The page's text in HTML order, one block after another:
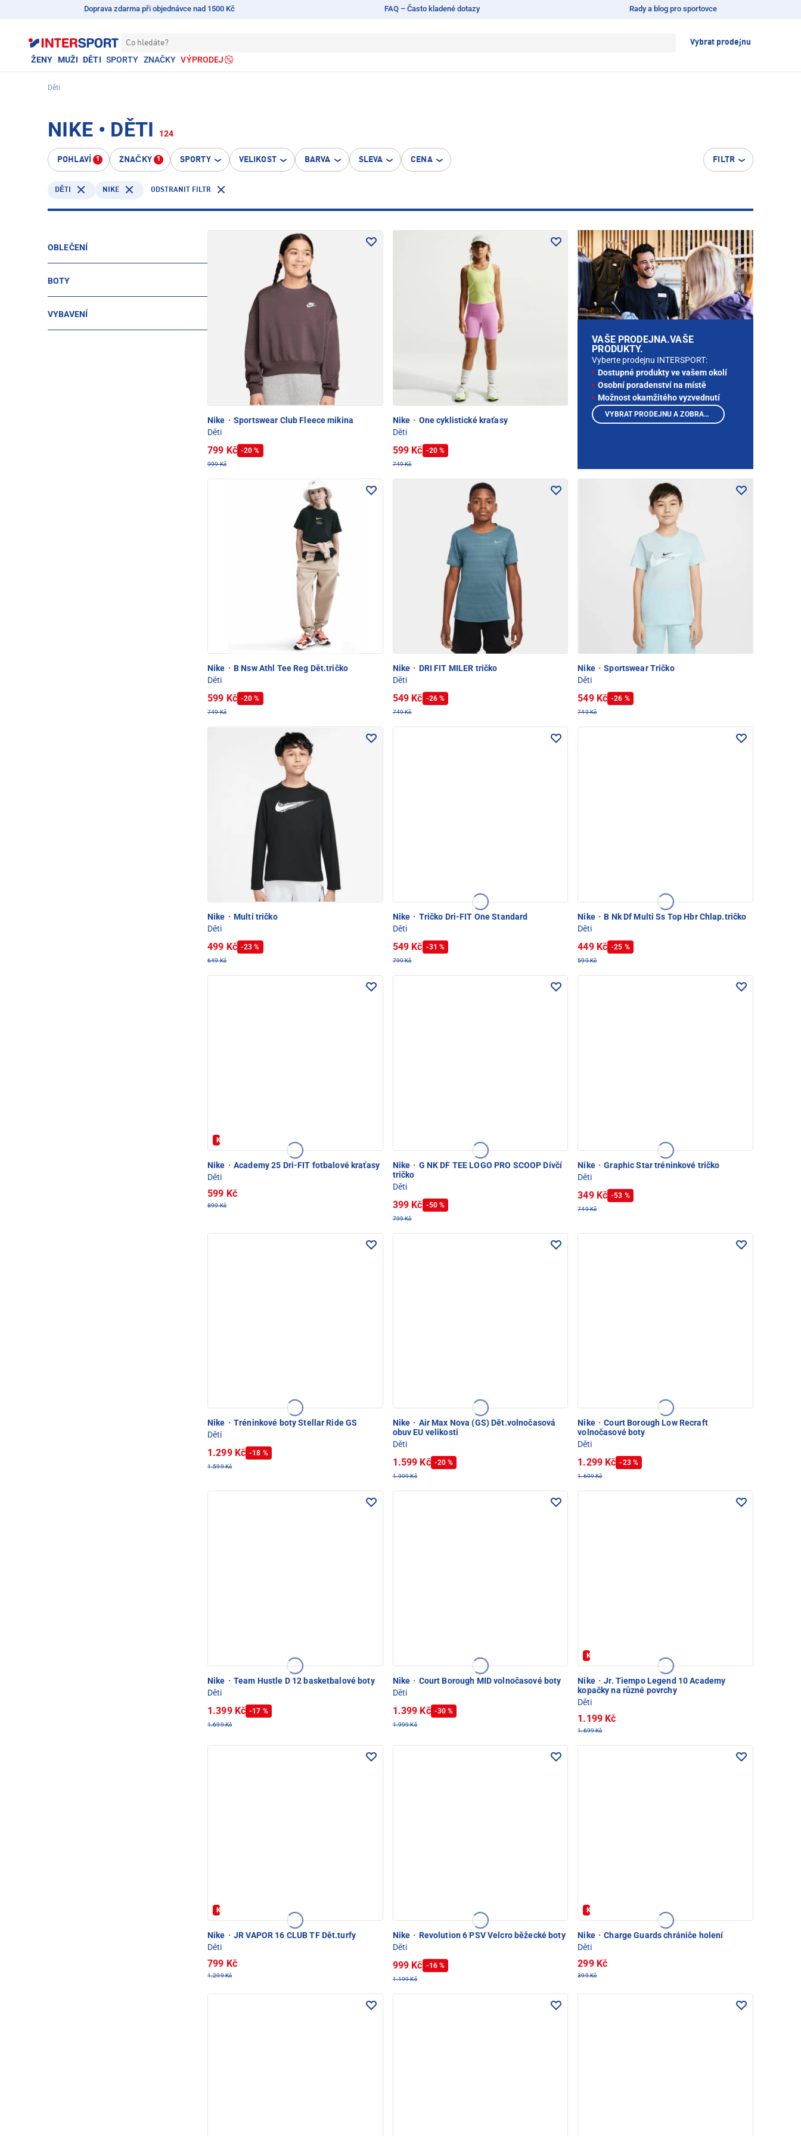
Doprava zdarma při objednávce nad 1500 Kč FAQ – Často kladené dotazy Rady a blog pro sportovce
Co hledáte? Vybrat prodejnu
ŽENY MUŽI DĚTI SPORTY ZNAČKY VÝPRODEJ
Děti
NIKE • DĚTI 124
POHLAVÍ 1 ZNAČKY 1 SPORTY VELIKOST BARVA SLEVA CENA FILTR
DĚTI NIKE ODSTRANIT FILTR
OBLEČENÍ
BOTY
VYBAVENÍ
Nike · Sportswear Club Fleece mikina
Děti
799 Kč -20 %
999 Kč
Nike · One cyklistické kraťasy
Děti
599 Kč -20 %
749 Kč
Nike · B Nsw Athl Tee Reg Dět.tričko
Děti
599 Kč -20 %
749 Kč
Nike · DRI FIT MILER tričko
Děti
549 Kč -26 %
749 Kč
Nike · Sportswear Tričko
Děti
549 Kč -26 %
749 Kč
Nike · Multi tričko
Děti
499 Kč -23 %
649 Kč
Nike · Tričko Dri-FIT One Standard
Děti
549 Kč -31 %
799 Kč
Nike · B Nk Df Multi Ss Top Hbr Chlap.tričko
Děti
449 Kč -25 %
599 Kč
Kód: FOTBAL20
Nike · Academy 25 Dri-FIT fotbalové kraťasy
Děti
599 Kč
899 Kč
Nike · G NK DF TEE LOGO PRO SCOOP Dívčí
tričko
Děti
399 Kč -50 %
799 Kč
Nike · Graphic Star tréninkové tričko
Děti
349 Kč -53 %
749 Kč
Nike · Tréninkové boty Stellar Ride GS
Děti
1.299 Kč -18 %
1.599 Kč
Nike · Air Max Nova (GS) Dět.volnočasová
obuv EU velikosti
Děti
1.599 Kč -20 %
1.999 Kč
Nike · Court Borough Low Recraft
volnočasové boty
Děti
1.299 Kč -23 %
1.699 Kč
Nike · Team Hustle D 12 basketbalové boty
Děti
1.399 Kč -17 %
1.699 Kč
Nike · Court Borough MID volnočasové boty
Děti
1.399 Kč -30 %
1.999 Kč
Kód: FOTBAL20
Nike · Jr. Tiempo Legend 10 Academy
kopačky na různé povrchy
Děti
1.199 Kč
1.699 Kč
Kód: FOTBAL20
Nike · JR VAPOR 16 CLUB TF Dět.turfy
Děti
799 Kč
1.299 Kč
Nike · Revolution 6 PSV Velcro běžecké boty
Děti
999 Kč -16 %
1.199 Kč
Kód: FOTBAL20
Nike · Charge Guards chrániče holení
Děti
299 Kč
399 Kč
VAŠE PRODEJNA.VAŠE
PRODUKTY.
Vyberte prodejnu INTERSPORT:
Dostupné produkty ve vašem okolí
Osobní poradenství na místě
Možnost okamžitého vyzvednutí
VYBRAT PRODEJNU A ZOBRAZIT PRODUKTY